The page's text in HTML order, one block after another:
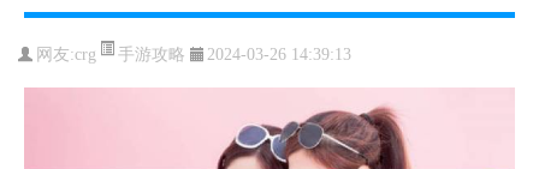
网友:crg 手游攻略 2024-03-26 14:39:13